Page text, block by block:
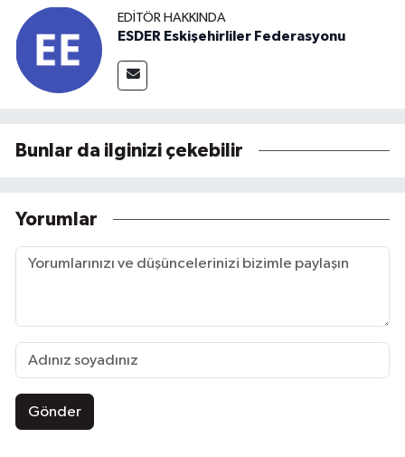
EDITÖR HAKKINDA
ESDER Eskişehirliler Federasyonu
Bunlar da ilginizi çekebilir
Yorumlar
Gönder